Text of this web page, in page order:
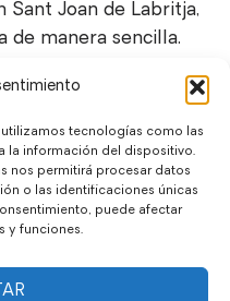
utilizamos tecnologías como las
la información del dispositivo.
nos permitirá procesar datos
o las identificaciones únicas
puede afectar
y funciones.
Sant Joan de Labritja,
de manera sencilla.
que más te
en Sant Joan
al calendario,
hora para visitar ese
Con la app
en Sant Joan de